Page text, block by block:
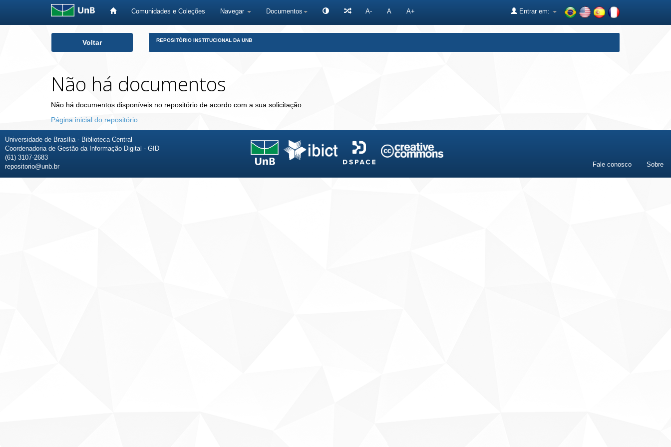
Comunidades e Coleções Navegar Documentos A- A A+ Entrar em:
Voltar REPOSITÓRIO INSTITUCIONAL DA UNB
Não há documentos
Não há documentos disponíveis no repositório de acordo com a sua solicitação.
Página inicial do repositório
Universidade de Brasília - Biblioteca Central
Coordenadoria de Gestão da Informação Digital - GID
(61) 3107-2683
repositorio@unb.br
Fale conosco Sobre